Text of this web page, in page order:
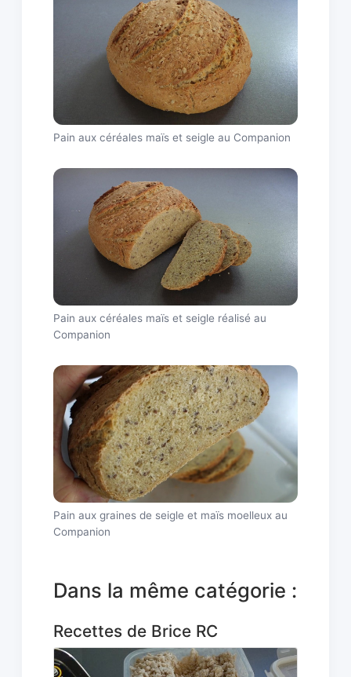
Pain aux céréales maïs et seigle au Companion
Pain aux céréales maïs et seigle réalisé au
Companion
Pain aux graines de seigle et maïs moelleux au
Companion
Dans la même catégorie :
Recettes de Brice RC